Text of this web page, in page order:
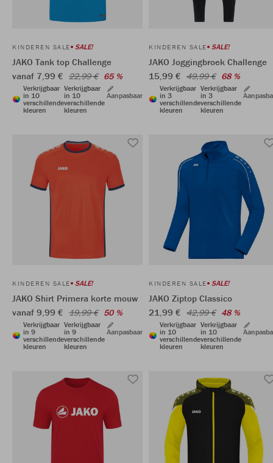
KINDEREN SALE SALE!
JAKO Tank top Challenge
vanaf 7,99 € 22,99 € 65 %
Verkrijgbaar
in 10
verschillende
kleuren
Verkrijgbaar
in 10
verschillende
kleuren
Aanpasbaar
KINDEREN SALE SALE!
JAKO Joggingbroek Challenge
15,99 € 49,99 € 68 %
Verkrijgbaar
in 3
verschillende
kleuren
Verkrijgbaar
in 3
verschillende
kleuren
KINDEREN SALE SALE!
JAKO Shirt Primera korte mouw
vanaf 9,99 € 19,99 € 50 %
Verkrijgbaar
in 9
verschillende
kleuren
Verkrijgbaar
in 9
verschillende
kleuren
Aanpasbaar
KINDEREN SALE SALE!
JAKO Ziptop Classico
21,99 € 42,99 € 48 %
Verkrijgbaar
in 10
verschillende
kleuren
Verkrijgbaar
in 10
verschillende
kleuren